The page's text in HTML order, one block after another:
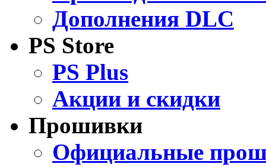
Дополнения DLC
PS Store
PS Plus
Акции и скидки
Прошивки
Официальные